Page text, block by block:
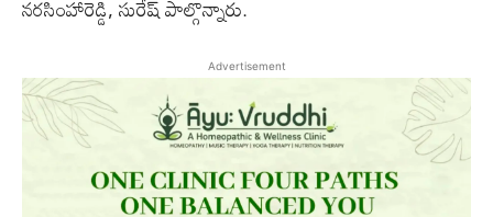
నరసింహారెడ్డి, సురేష్ పాల్గొన్నారు.
Advertisement